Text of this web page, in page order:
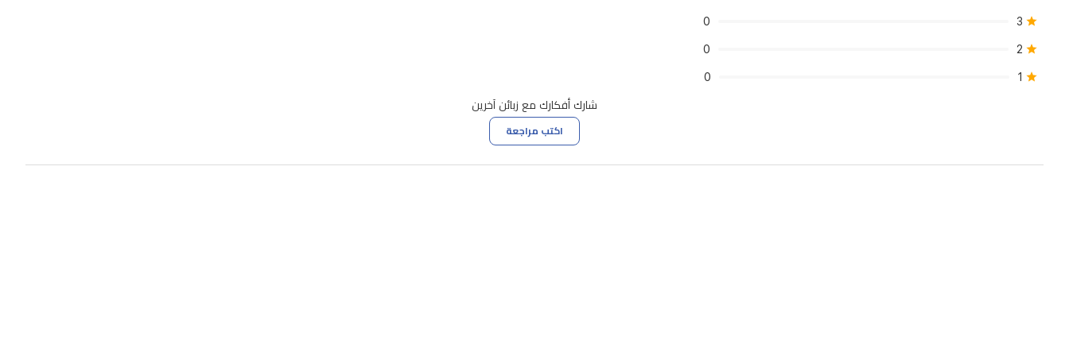
3
0
2
0
1
0
شارك أفكارك مع زبائن آخرين
اكتب مراجعة